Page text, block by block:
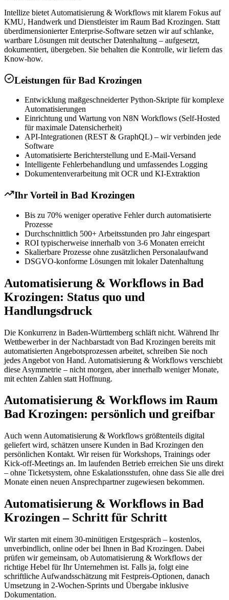
Intellize bietet Automatisierung & Workflows mit klarem Fokus auf
KMU, Handwerk und Dienstleister im Raum Bad Krozingen. Statt
überdimensionierter Enterprise-Software setzen wir auf schlanke,
wartbare Lösungen mit deutscher Datenhaltung – aufgesetzt,
dokumentiert, übergeben. Sie behalten die Kontrolle, wir liefern das
Know-how.
Leistungen für Bad Krozingen
Entwicklung maßgeschneiderter Python-Skripte für komplexe
Automatisierungen
Einrichtung und Wartung von N8N Workflows (Self-Hosted
für maximale Datensicherheit)
API-Integrationen (REST & GraphQL) – wir verbinden jede
Software
Automatisierte Berichterstellung und E-Mail-Versand
Intelligente Fehlerbehandlung und umfassendes Logging
Dokumentenverarbeitung mit OCR und KI-Extraktion
Ihr Vorteil in Bad Krozingen
Bis zu 70% weniger operative Fehler durch automatisierte
Prozesse
Durchschnittlich 500+ Arbeitsstunden pro Jahr eingespart
ROI typischerweise innerhalb von 3-6 Monaten erreicht
Skalierbare Prozesse ohne zusätzlichen Personalaufwand
DSGVO-konforme Lösungen mit lokaler Datenhaltung
Automatisierung & Workflows in Bad
Krozingen: Status quo und
Handlungsdruck
Die Konkurrenz in Baden-Württemberg schläft nicht. Während Ihr
Wettbewerber in der Nachbarstadt von Bad Krozingen bereits mit
automatisierten Angebotsprozessen arbeitet, schreiben Sie noch
jedes Angebot von Hand. Automatisierung & Workflows verschiebt
diese Asymmetrie – nicht morgen, aber innerhalb weniger Monate,
mit echten Zahlen statt Hoffnung.
Automatisierung & Workflows im Raum
Bad Krozingen: persönlich und greifbar
Auch wenn Automatisierung & Workflows größtenteils digital
geliefert wird, schätzen unsere Kunden in Bad Krozingen den
persönlichen Kontakt. Wir reisen für Workshops, Trainings oder
Kick-off-Meetings an. Im laufenden Betrieb erreichen Sie uns direkt
– ohne Ticketsystem, ohne Eskalationsstufen, ohne dass Sie alle drei
Monate einen neuen Ansprechpartner zugewiesen bekommen.
Automatisierung & Workflows in Bad
Krozingen – Schritt für Schritt
Wir starten mit einem 30-minütigen Erstgespräch – kostenlos,
unverbindlich, online oder bei Ihnen in Bad Krozingen. Dabei
prüfen wir gemeinsam, ob Automatisierung & Workflows der
richtige Hebel für Ihr Unternehmen ist. Falls ja, folgt eine
schriftliche Aufwandsschätzung mit Festpreis-Optionen, danach
Umsetzung in 2-Wochen-Sprints und Übergabe inklusive
Dokumentation.